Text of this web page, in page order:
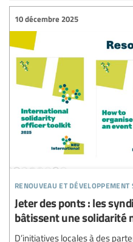
renouveau et
10 décembre 2025
Jeter des ponts : les
bâtissent une solidarité
D’initiatives locales à des